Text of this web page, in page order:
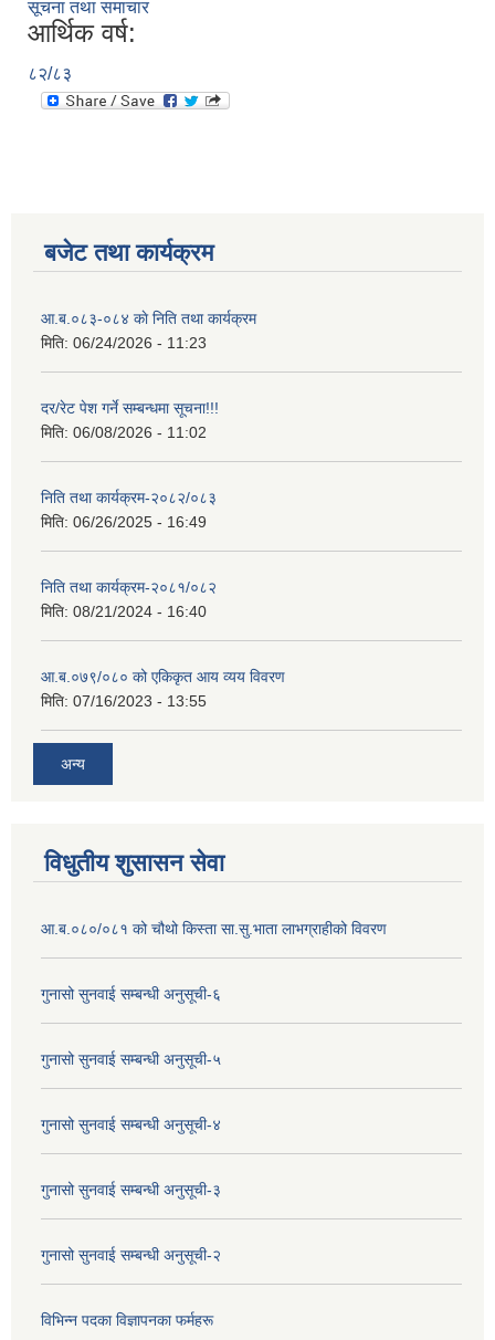
सूचना तथा समाचार
आर्थिक वर्ष:
८२/८३
बजेट तथा कार्यक्रम
आ.ब.०८३-०८४ काे निति तथा कार्यक्रम
मिति: 06/24/2026 - 11:23
दर/रेट पेश गर्ने सम्बन्धमा सूचना!!!
मिति: 06/08/2026 - 11:02
निति तथा कार्यक्रम-२०८२/०८३
मिति: 06/26/2025 - 16:49
निति तथा कार्यक्रम-२०८१/०८२
मिति: 08/21/2024 - 16:40
आ.ब.०७९/०८० को एकिकृत आय व्यय विवरण
मिति: 07/16/2023 - 13:55
अन्य
विधुतीय शुसासन सेवा
आ.ब.०८०/०८१ को चौथो किस्ता सा.सु.भाता लाभग्राहीको विवरण
गुनासो सुनवाई सम्बन्धी अनुसूची-६
गुनासो सुनवाई सम्बन्धी अनुसूची-५
गुनासो सुनवाई सम्बन्धी अनुसूची-४
गुनासो सुनवाई सम्बन्धी अनुसूची-३
गुनासो सुनवाई सम्बन्धी अनुसूची-२
विभिन्न पदका विज्ञापनका फर्महरू